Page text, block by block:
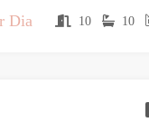
Dia 10 10